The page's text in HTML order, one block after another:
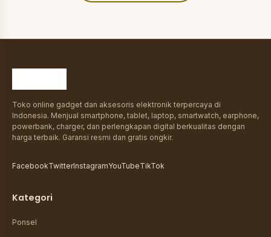
Toko online gadget dan aksesoris elektronik terpercaya di
Indonesia. Menjual smartphone, tablet, laptop, smartwatch, earphone,
powerbank, charger, dan perlengkapan digital berkualitas dengan
harga terbaik. Garansi resmi dan gratis ongkir.
FacebookTwitterInstagramYouTubeTikTok
Kategori
Ponsel